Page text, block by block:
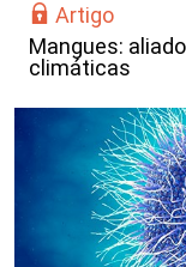
Artigo
Mangues:
climáticas